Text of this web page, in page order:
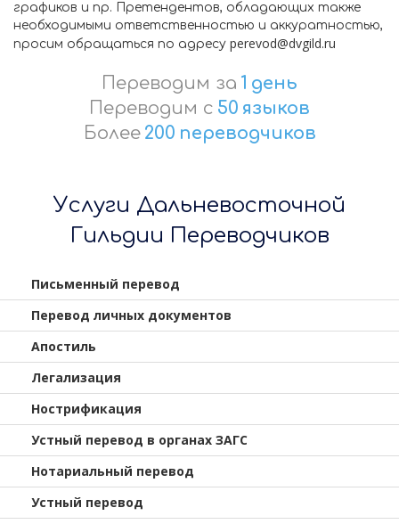
графиков и пр. Претендентов, обладающих также
необходимыми ответственностью и аккуратностью,
просим обращаться по адресу perevod@dvgild.ru
Переводим за 1 день
Переводим с 50 языков
Более 200 переводчиков
Услуги Дальневосточной
Гильдии Переводчиков
Письменный перевод
Перевод личных документов
Апостиль
Легализация
Нострификация
Устный перевод в органах ЗАГС
Нотариальный перевод
Устный перевод